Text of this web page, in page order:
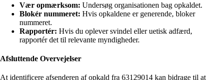
Vær opmærksom: Undersøg organisationen bag opkaldet.
Blokér nummeret: Hvis opkaldene er generende, bloker
nummeret.
Rapportér: Hvis du oplever svindel eller uetisk adfærd,
rapportér det til relevante myndigheder.
Afsluttende Overvejelser
At identificere afsenderen af opkald fra 63129014 kan bidrage til at